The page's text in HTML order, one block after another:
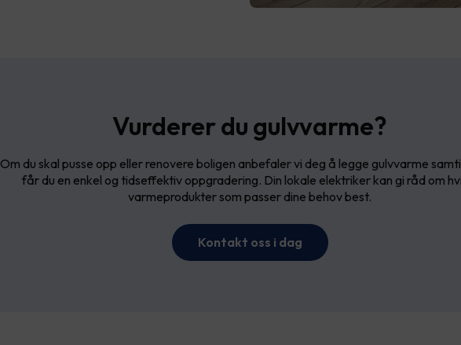
Vurderer du gulvvarme?
Om du skal pusse opp eller renovere boligen anbefaler vi deg å legge gulvvarme
får du en enkel og tidseffektiv oppgradering. Din lokale elektriker kan gi råd om
varmeprodukter som passer dine behov best.
Kontakt oss i dag